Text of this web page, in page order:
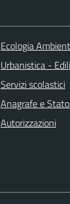
Ecologia
Urbanistica -
Servizi scolastici
Anagrafe e
Autorizzazioni